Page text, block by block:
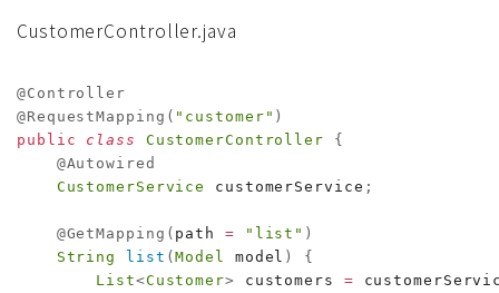
CustomerController.java
@Controller
@RequestMapping ( "customer" )
public
class CustomerController
{
@Autowired
CustomerService
customerService ;
@GetMapping ( path = "list" )
String
list (Model model )
{
List<Customer> customers =